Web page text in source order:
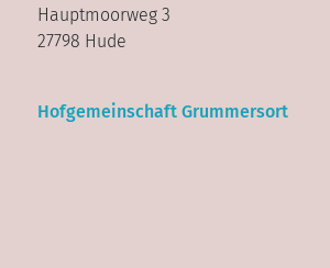
Hauptmoorweg 3
27798 Hude
Hofgemeinschaft Grummersort